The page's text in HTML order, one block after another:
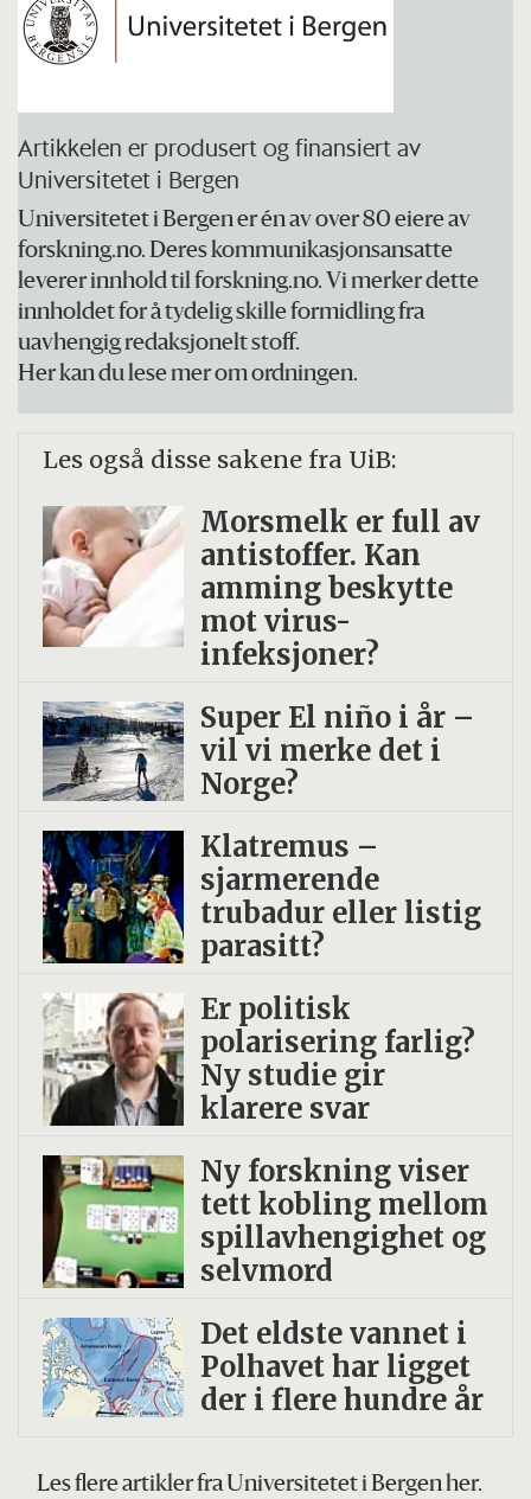
mikroplast
Polyetylen er en vanlig plasttype som
Polyamid er en betegnelse for syntetiske
tekstilfibre, det vil si fibre fremstilt av
olje. Omtales ofte som nylon. Ikke så
mye brukt som PE. I studien over er PA i
tillegg til PE benyttet fordi PE er så
vanlig at rottene også kan få det i seg via
labmiljøet.
Kilde: Store norske leksikon og Jutta Dierkes
Artikkelen er produsert og finansiert av
Universitetet i Bergen
Universitetet i Bergen er én av over 80 eiere av
forskning.no. Deres kommunikasjonsansatte
leverer innhold til forskning.no. Vi merker dette
innholdet for å tydelig skille formidling fra
uavhengig redaksjonelt stoff.
Her kan du lese mer om ordningen.
Les også disse sakene fra UiB:
Morsmelk er full av
antistoffer. Kan
amming beskytte
mot virus-
infeksjoner?
Super El niño i år –
vil vi merke det i
Norge?
Klatremus –
sjarmerende
trubadur eller listig
parasitt?
Er politisk
polarisering farlig?
Ny studie gir
klarere svar
Ny forskning viser
tett kobling mellom
spillavhengighet og
selvmord
Det eldste vannet i
Polhavet har ligget
der i flere hundre år
Les flere artikler fra Universitetet i Bergen her.